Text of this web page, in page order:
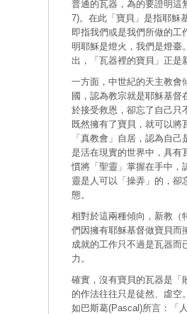
普通的瓦器，為的要證明這
7)。在此「寶貝」是指耶穌
即指我們或是我們所做的工
明耶穌是燈火，我們是燈臺
出，「瓦器裡的寶貝」正是
一方面，中世紀的天主教會
國，認為教宗就是耶穌基
於接受救恩，卻忘了自己只
既然擁有了寶貝，就可以
「真教會」自居，認為自
是活在現實的世界中，具有
慣將「聖靈」掌握在手中，
靈是人可以「操弄」的，卻
態。
相對於這兩種傾向，新教（
們因擁有耶穌基督做寶貝而
成就的工作只不過是瓦器而
力。
確實，沒有寶貝的瓦器是「
的作法往往只是徒然、虛空
如巴斯葛(Pascal)所言：「